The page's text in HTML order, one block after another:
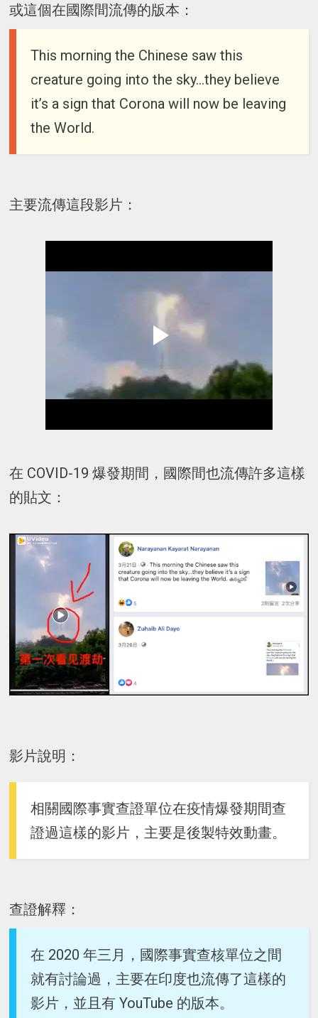
或這個在國際間流傳的版本：
This morning the Chinese saw this
creature going into the sky...they believe
it’s a sign that Corona will now be leaving
the World.
主要流傳這段影片：
在 COVID-19 爆發期間，國際間也流傳許多這樣
的貼文：
影片說明：
相關國際事實查證單位在疫情爆發期間查
證過這樣的影片，主要是後製特效動畫。
查證解釋：
在 2020 年三月，國際事實查核單位之間
就有討論過，主要在印度也流傳了這樣的
影片，並且有 YouTube 的版本。